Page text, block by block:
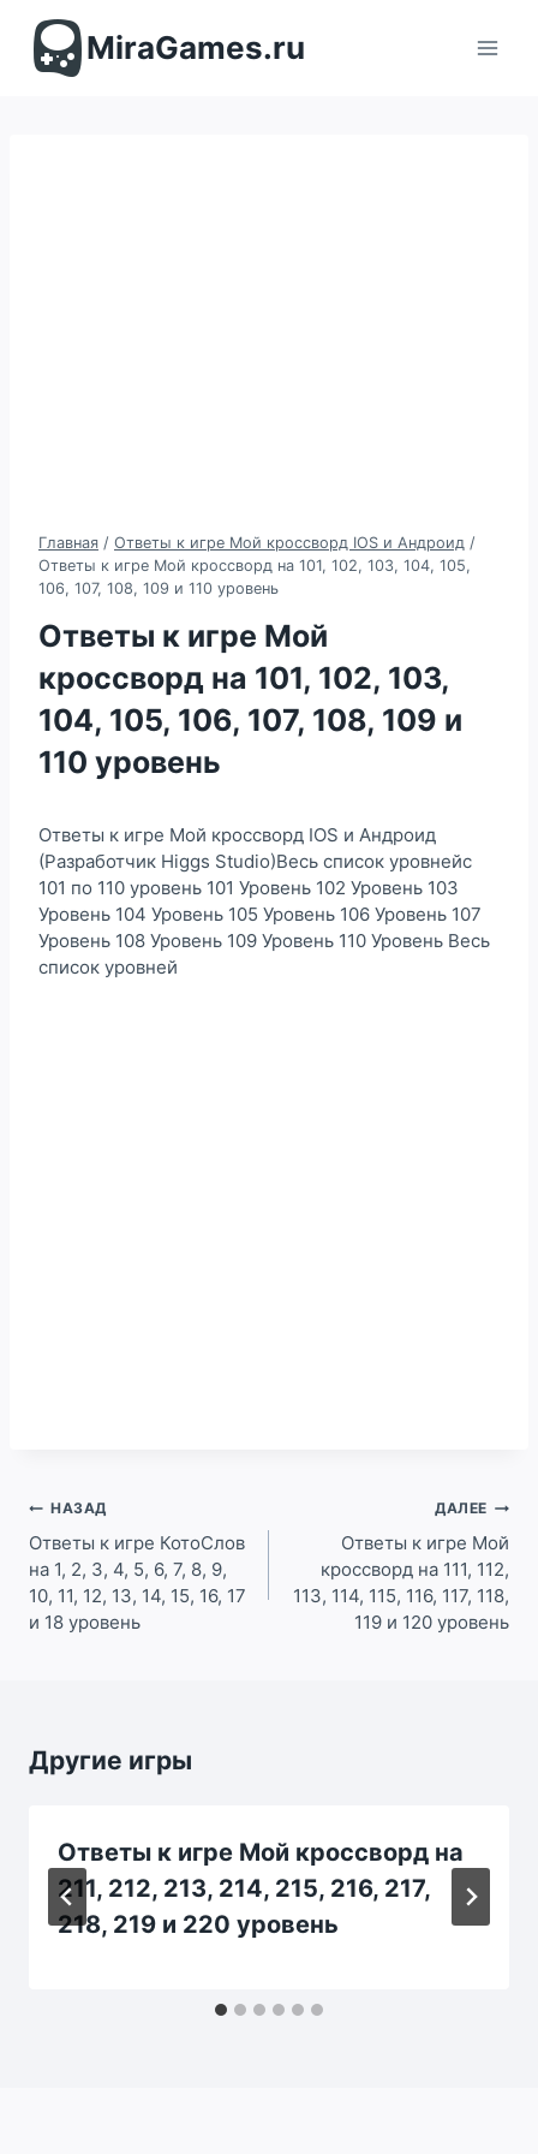
содержимомуMiraGames.ru
Главная / Ответы к игре Мой кроссворд IOS и Андроид /
Ответы к игре Мой кроссворд на 101, 102, 103, 104, 105,
106, 107, 108, 109 и 110 уровень
Ответы к игре Мой
кроссворд на 101, 102, 103,
104, 105, 106, 107, 108, 109 и
110 уровень
Ответы к игре Мой кроссворд IOS и Андроид
(Разработчик Higgs Studio)Весь список уровнейс
101 по 110 уровень 101 Уровень 102 Уровень 103
Уровень 104 Уровень 105 Уровень 106 Уровень 107
Уровень 108 Уровень 109 Уровень 110 Уровень Весь
список уровней
Навигация
по
записям
НАЗАД
Ответы к игре КотоСлов
на 1, 2, 3, 4, 5, 6, 7, 8, 9,
10, 11, 12, 13, 14, 15, 16, 17
и 18 уровень
ДАЛЕЕ
Ответы к игре Мой
кроссворд на 111, 112,
113, 114, 115, 116, 117, 118,
119 и 120 уровень
Другие игры
Ответы к игре Мой кроссворд на
211, 212, 213, 214, 215, 216, 217,
218, 219 и 220 уровень